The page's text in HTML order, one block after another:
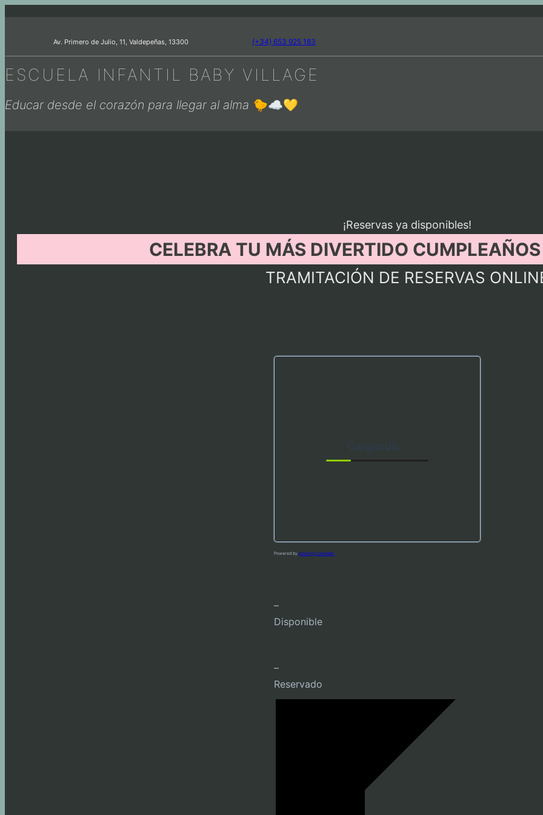
Av. Primero de Julio, 11, Valdepeñas, 13300 (+34) 653 925 183
ESCUELA INFANTIL BABY VILLAGE
Educar desde el corazón para llegar al alma 🐤☁️💛
¡Reservas ya disponibles!
CELEBRA TU MÁS DIVERTIDO
TRAMITACIÓN DE RESERVAS
Cargando…
Powered by Booking Calendar
–
Disponible
–
Reservado